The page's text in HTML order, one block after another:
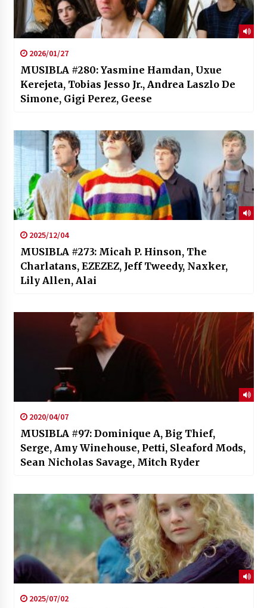
2026/01/27
MUSIBLA #280: Yasmine Hamdan, Uxue
Kerejeta, Tobias Jesso Jr., Andrea Laszlo De
Simone, Gigi Perez, Geese
2025/12/04
MUSIBLA #273: Micah P. Hinson, The
Charlatans, EZEZEZ, Jeff Tweedy, Naxker,
Lily Allen, Alai
2020/04/07
MUSIBLA #97: Dominique A, Big Thief,
Serge, Amy Winehouse, Petti, Sleaford Mods,
Sean Nicholas Savage, Mitch Ryder
2025/07/02